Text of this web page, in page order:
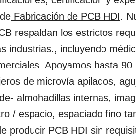
Fabricación de PCB HDI.
respaldan los estrictos
industrias., incluyendo
Apoyamos hasta 90
de microvía apilados,
almohadillas internas,
/ espacio, espaciado fino
producir PCB HDI sin